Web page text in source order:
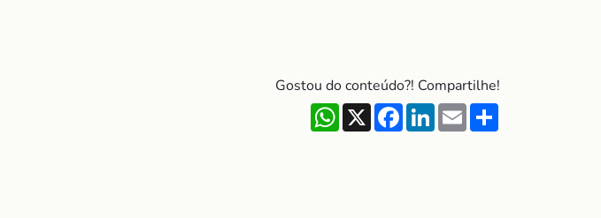
Gostou do conteúdo?! Compartilhe!
WhatsApp
X Facebook
LinkedInEmail